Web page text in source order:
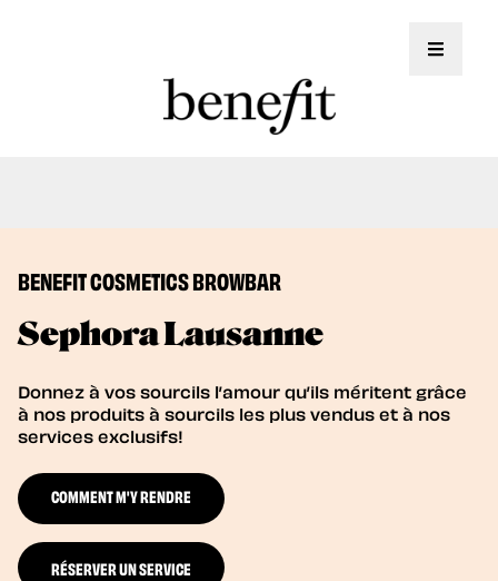
Toggle
BENEFIT COSMETICS BROWBAR
Sephora Lausanne
Donnez à vos sourcils l’amour qu’ils méritent grâce
à nos produits à sourcils les plus vendus et à nos
services exclusifs!
COMMENT M'Y RENDRE
RÉSERVER UN SERVICE